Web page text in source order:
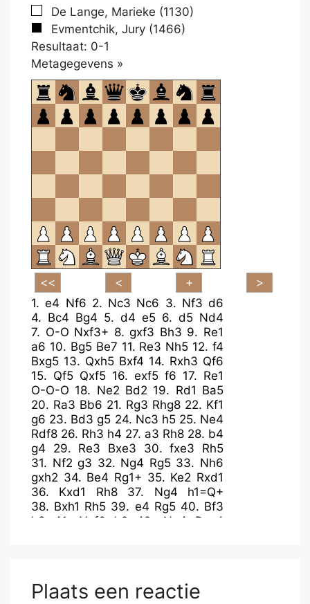
De Lange, Marieke (1130)
Evmentchik, Jury (1466)
Resultaat: 0-1
Metagegevens »
om
te
openen.
1.e4 Nf6 2. Nc3 Nc6 3. Nf3 d6
4. Bc4 Bg4 5. d4 e5 6. d5 Nd4
7. O-O Nxf3+ 8.gxf3 Bh3 9. Re1
a6 10. Bg5 Be7 11. Re3 Nh5 12. f4
Bxg5 13. Qxh5 Bxf4 14. Rxh3 Qf6
15. Qf5 Qxf5 16. exf5 f6 17. Re1
O-O-O 18. Ne2 Bd2 19. Rd1 Ba5
20. Ra3 Bb6 21. Rg3 Rhg8 22. Kf1
g6 23. Bd3 g5 24. Nc3 h5 25. Ne4
Rdf8 26. Rh3 h4 27. a3 Rh8 28. b4
g4
29. Re3 Bxe3 30.fxe3
Rh5
31. Nf2 g3 32. Ng4 Rg5 33. Nh6
gxh2 34. Be4 Rg1+ 35. Ke2 Rxd1
36. Kxd1 Rh8 37. Ng4
h1=Q+
38. Bxh1 Rh5 39. e4 Rg5 40. Bf3
h3
41. Nxf6 h2 42. Ng4
Rxg4
Plaats een reactie